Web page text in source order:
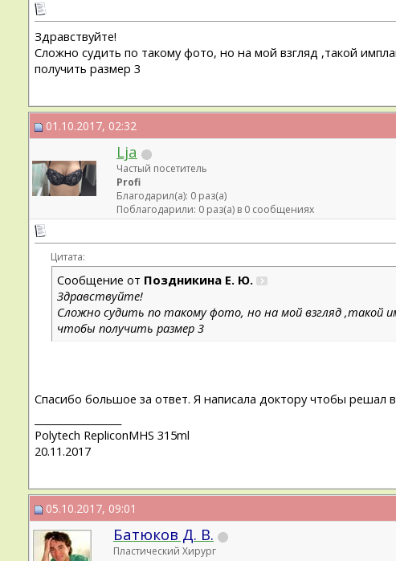
Здравствуйте!
Сложно судить по такому фото, но на мой взгляд ,такой
получить размер 3
01.10.2017, 02:32
Lja
Частый посетитель
Profi
Благодарил(а): 0 раз(а)
Поблагодарили: 0 раз(а) в 0 сообщениях
Цитата:
Сообщение от Поздникина Е. Ю.
Здравствуйте!
Сложно судить по такому фото, но на мой взгляд ,такой
чтобы получить размер 3
Спасибо большое за ответ. Я написала доктору чтобы решал
Polytech RepliconMHS 315ml
20.11.2017
05.10.2017, 09:01
Батюков Д. В.
Пластический Хирург